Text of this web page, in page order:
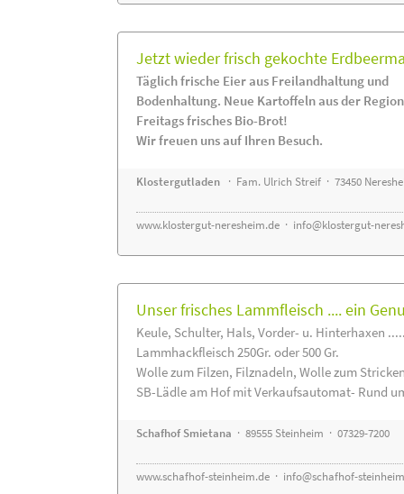
Jetzt wieder frisch gekochte
Täglich frische Eier aus Freilandhaltung und
Bodenhaltung. Neue Kartoffeln aus der
Freitags frisches Bio-Brot!
Wir freuen uns auf Ihren Besuch.
Klostergutladen · Fam. Ulrich Streif · 73450
www.klostergut-neresheim.de · info@klostergut-
Unser frisches Lammfleisch .... ein
Keule, Schulter, Hals, Vorder- u. Hinterhaxen
Lammhackfleisch 250Gr. oder 500 Gr.
Wolle zum Filzen, Filznadeln, Wolle zum
SB-Lädle am Hof mit Verkaufsautomat- Rund
Schafhof Smietana · 89555 Steinheim · 07329-7200
www.schafhof-steinheim.de · info@schafhof-